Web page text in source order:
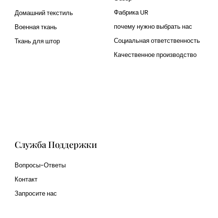
Домашний текстиль
Военная ткань
Ткань для штор
Фабрика UR
почему нужно выбрать нас
Социальная ответственность
Качественное производство
Служба Поддержки
Вопросы-Ответы
Контакт
Запросите нас